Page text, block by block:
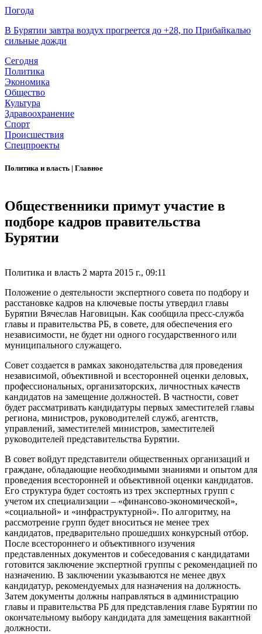
Погода
В Бурятии завтра воздух прогреется до +28, по Прибайкалью
сильные дожди
Сегодня
Политика
Экономика
Общество
Культура
Здравоохранение
Спорт
Происшествия
Спецпроекты
Политика и власть | Главное
Общественники примут участие в
подборе кадров правительства
Бурятии
Политика и власть 2 марта 2015 г., 09:11
Положение о деятельности экспертного совета по подбору и
расстановке кадров на ключевые посты утвердил главы
Бурятии Вячеслав Наговицын. Как сообщила пресс-служба
главы и правительства РБ, в совете, для обеспечения его
независимости, не будет ни одного государственного или
муниципального служащего.
Совет создается в рамках законодательства для проведения
независимой, объективной и всесторонней оценки деловых,
профессиональных, организаторских, личностных качеств
кандидатов на замещение должностей. В частности, совет
будет рассматривать кандидатуры первых заместителей главы
региона, министров, руководителей служб, агентств,
управлений, заместителей министров, заместителей
руководителей представительства Бурятии.
В совет войдут представители общественных организаций и
граждане, обладающие необходимыми знаниями и опытом для
проведения всесторонней и объективной оценки кандидатов.
Его структура будет состоять из трех экспертных групп с
учетом их специализации – «финансово-экономической»,
«социальной» и «инфраструктурной». По алгоритму, на
рассмотрение групп будет вноситься не менее трех
кандидатов, предварительно прошедших конкурсный отбор.
После всестороннего и объективного изучения
представленных документов и собеседования с кандидатами
готовится заключение экспертной группы с рекомендацией по
назначению. В заключении указываются не менее двух
кандидатур, рекомендуемых для назначения на должность.
Затем документы должны направляться в администрацию
главы и правительства РБ для представления главе Бурятии по
окончательному выбору кандидата для замещения вакантной
должности.